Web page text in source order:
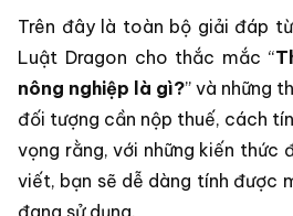
Trên đây là toàn bộ giải đáp
Luật Dragon cho thắc mắc “
nông nghiệp là gì?” và những
đối tượng cần nộp thuế, cách
vọng rằng, với những kiến thức
viết, bạn sẽ dễ dàng tính được
đang sử dụng.